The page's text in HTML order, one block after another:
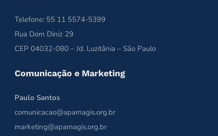
Telefone: 55 11 5574-5399
Rua Dom Diniz 29
CEP 04032-080 – Jd. Luzitânia – São Paulo
Comunicação e Marketing
Paulo Santos
comunicacao@apamagis.org.br
marketing@apamagis.org.br